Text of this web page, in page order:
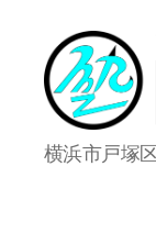
Mr.N
塾
横浜市戸塚